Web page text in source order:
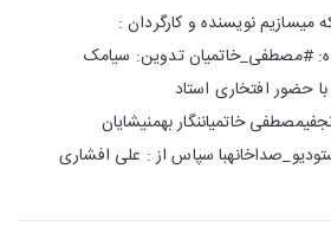
نویسنده و کارگردان :
#مصطفی_خاتمیان تدوین: سیامک
با حضور افتخاری استاد
خاتمیاننگار بهمنیشایان
سپاس از : علی افشاری